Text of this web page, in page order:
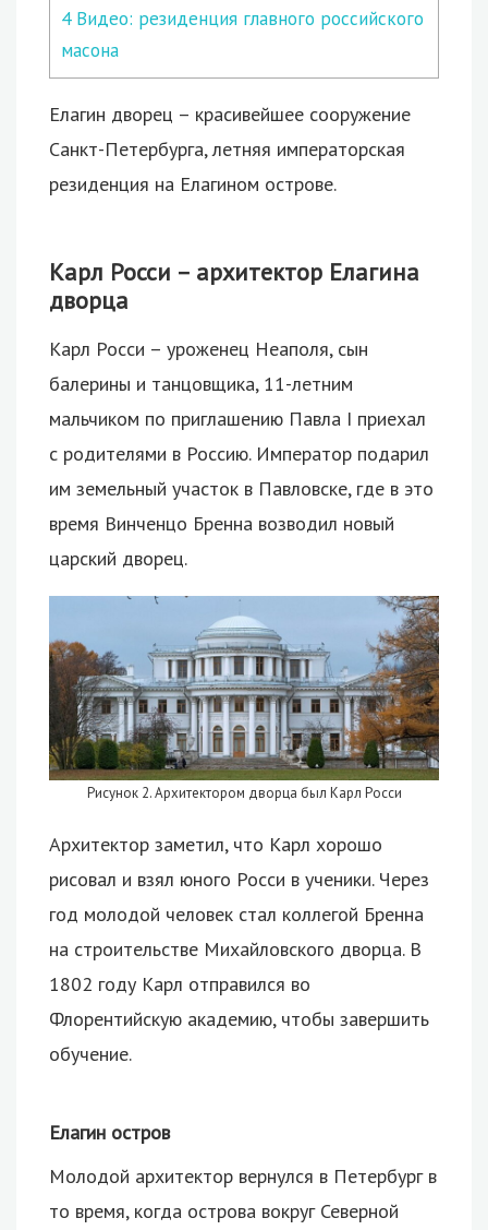
4Видео: резиденция главного российского
масона
Елагин дворец – красивейшее сооружение
Санкт-Петербурга, летняя императорская
резиденция на Елагином острове.
Карл Росси – архитектор Елагина
дворца
Карл Росси – уроженец Неаполя, сын
балерины и танцовщика, 11-летним
мальчиком по приглашению Павла I приехал
с родителями в Россию. Император подарил
им земельный участок в Павловске, где в это
время Винченцо Бренна возводил новый
царский дворец.
Рисунок 2. Архитектором дворца был Карл Росси
Архитектор заметил, что Карл хорошо
рисовал и взял юного Росси в ученики. Через
год молодой человек стал коллегой Бренна
на строительстве Михайловского дворца. В
1802 году Карл отправился во
Флорентийскую академию, чтобы завершить
обучение.
Елагин остров
Молодой архитектор вернулся в Петербург в
то время, когда острова вокруг Северной